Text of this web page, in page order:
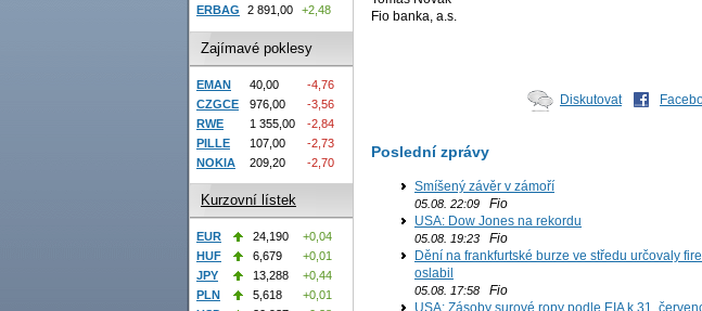
Fio banka, a.s.
Diskutovat
Poslední zprávy
Smíšený závěr v zámoří
05.08. 22:09 Fio
USA: Dow Jones na rekordu
05.08. 19:23 Fio
Dění na frankfurtské burze ve středu určovaly
oslabil
05.08. 17:58 Fio
USA: Zásoby surové ropy podle EIA k 31.
ERBAG
2 891,00 +2,48
Zajímavé poklesy
EMAN 40,00
-4,76
CZGCE
976,00
-3,56
RWE
1 355,00
-2,84
PILLE
107,00
-2,73
NOKIA
209,20 -2,70
Kurzovní lístek
EUR 24,190
+0,04
HUF
6,679
+0,01
JPY
13,288
+0,44
PLN
5,618
+0,01